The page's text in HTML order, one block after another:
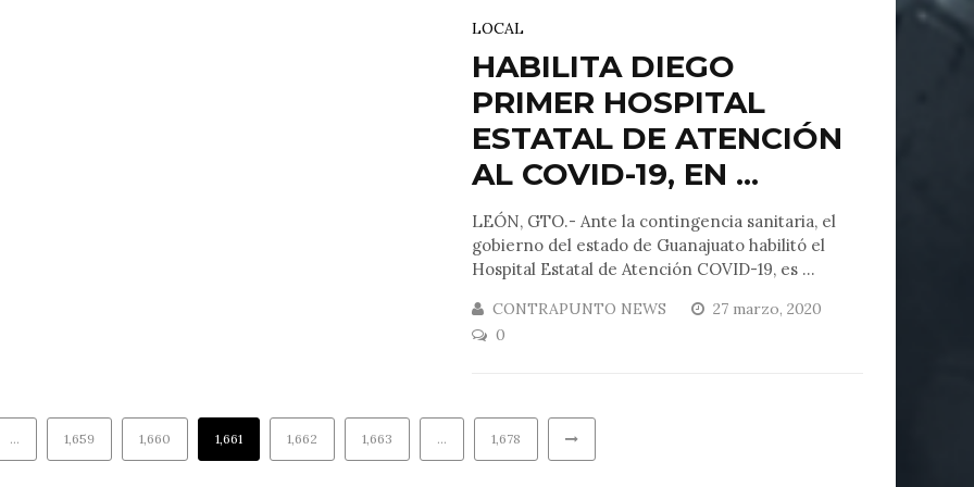
LOCAL
HABILITA DIEGO
PRIMER HOSPITAL
ESTATAL DE ATENCIÓN
AL COVID-19, EN ...
LEÓN, GTO.- Ante la contingencia sanitaria, el
gobierno del estado de Guanajuato habilitó el
Hospital Estatal de Atención COVID-19, es ...
CONTRAPUNTO NEWS
27 marzo, 2020
0
… 1,659 1,660 1,661 1,662 1,663 … 1,678